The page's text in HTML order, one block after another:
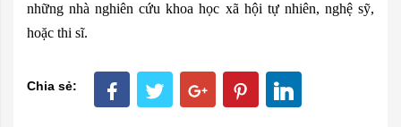
những nhà nghiên cứu khoa học xã hội tự nhiên, nghệ sỹ,
hoặc thi sĩ.
Chia sẻ: